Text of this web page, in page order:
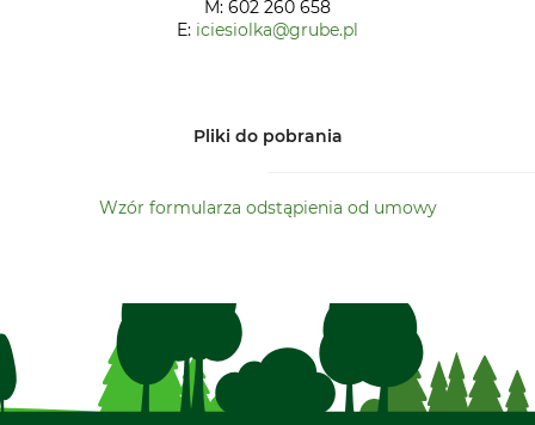
M: 602 260 658
E: iciesiolka@grube.pl
Pliki do pobrania
Wzór formularza odstąpienia od umowy